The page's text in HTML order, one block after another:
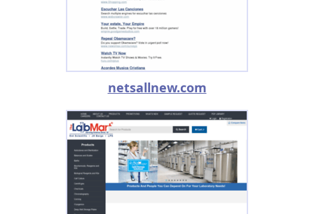
netsallnew.com